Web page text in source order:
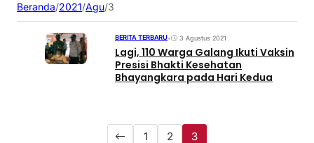
Beranda/2021/Agu/3
BERITA TERBARU• 3 Agustus 2021
Lagi, 110 Warga Galang Ikuti Vaksin
Presisi Bhakti Kesehatan
Bhayangkara pada Hari Kedua
1 2 3